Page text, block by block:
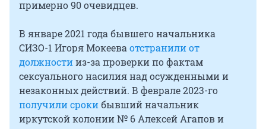
примерно 90 очевидцев.
В январе 2021 года бывшего начальника
СИЗО-1 Игоря Мокееваотстранили от
должностииз-за проверки по фактам
сексуального насилия над осужденными и
незаконных действий. В феврале 2023-го
получили срокибывший начальник
иркутской колонии № 6 Алексей Агапов и